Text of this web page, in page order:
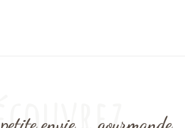
envie ... gourmande